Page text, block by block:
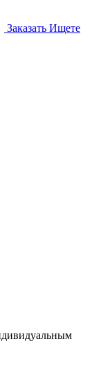
Заказать Ищете